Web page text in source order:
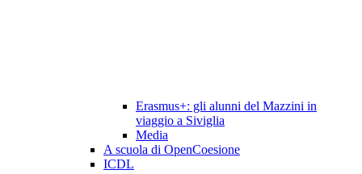
Erasmus+: gli alunni del Mazzini in
viaggio a Siviglia
Media
A scuola di OpenCoesione
ICDL